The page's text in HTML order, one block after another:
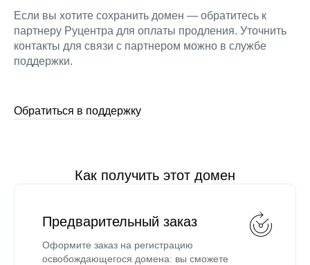
Если вы хотите сохранить домен — обратитесь к
партнеру Руцентра для оплаты продления. Уточнить
контакты для связи с партнером можно в службе
поддержки.
Обратиться в поддержку
Как получить этот домен
Предварительный заказ
Оформите заказ на регистрацию
освобождающегося домена: вы сможете